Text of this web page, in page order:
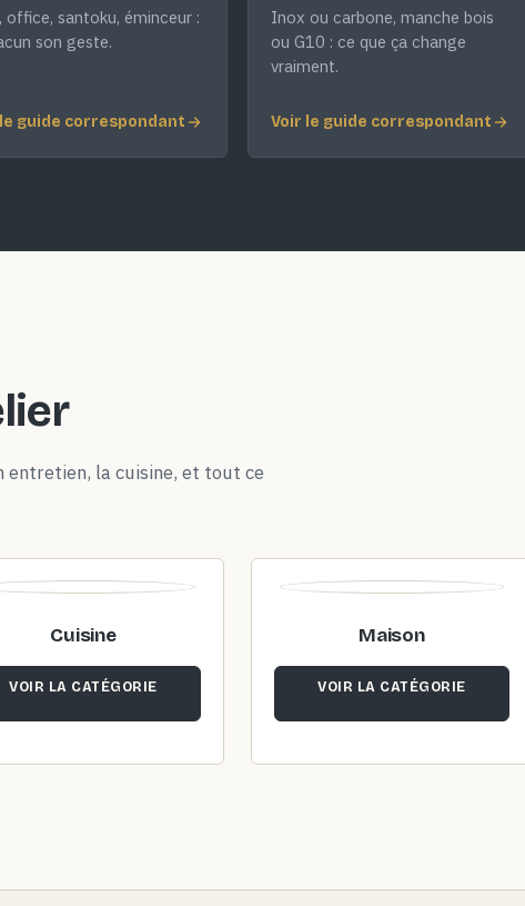
office, santoku, éminceur :
son geste.
guide correspondant
Inox ou carbone, manche bois
ou G10 : ce que ça change
vraiment.
Voir le guide correspondant
la cuisine, et tout ce
Cuisine
VOIR LA CATÉGORIE
Maison
VOIR LA CATÉGORIE